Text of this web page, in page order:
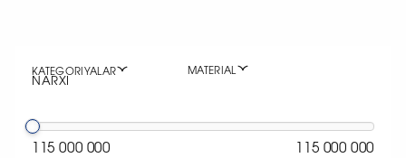
KATEGORIYALAR MATERIAL
NARXI
115 000 000 115 000 000